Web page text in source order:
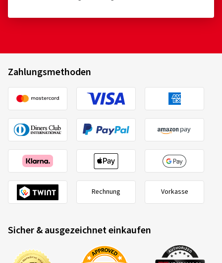
Zahlungsmethoden
Rechnung Vorkasse
Sicher & ausgezeichnet einkaufen